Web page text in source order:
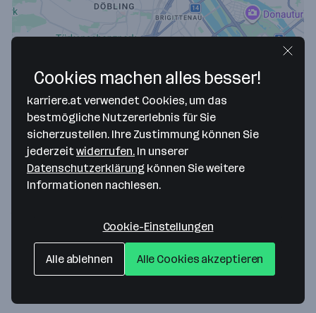
Steuerberatung Dr. Helmut Moritz
Cookies machen alles besser!
karriere.at verwendet Cookies, um das
bestmögliche Nutzererlebnis für Sie
sicherzustellen. Ihre Zustimmung können Sie
jederzeit widerrufen. In unserer
Datenschutzerklärung können Sie weitere
Informationen nachlesen.
Cookie-Einstellungen
Alle ablehnen Alle Cookies akzeptieren